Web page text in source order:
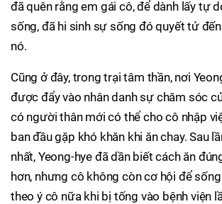
đã quên rằng em gái cô, để dành lấy tự
sống, đã hi sinh sự sống đó quyết tử
nó.
Cũng ở đây, trong trại tâm thần, nơi
được đẩy vào nhân danh sự chăm sóc
có người thân mới có thể cho cô nhập
ban đầu gặp khó khăn khi ăn chay. Sau
nhất, Yeong-hye đã dần biết cách ăn
hơn, nhưng cô không còn cơ hội để
theo ý cô nữa khi bị tống vào bệnh viện